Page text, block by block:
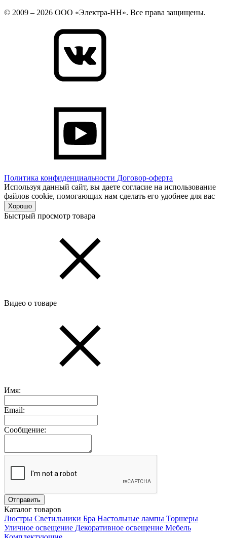
© 2009 – 2026 ООО «Электра-НН». Все права защищены.
Политика конфиденциальности Договор-оферта
Используя данный сайт, вы даете согласие на использование
файлов cookie, помогающих нам сделать его удобнее для вас
Хорошо
Быстрый просмотр товара
Видео о товаре
Имя:
Email:
Сообщение:
Каталог товаров
Люстры Светильники Бра Настольные лампы Торшеры
Уличное освещение Декоративное освещение Мебель